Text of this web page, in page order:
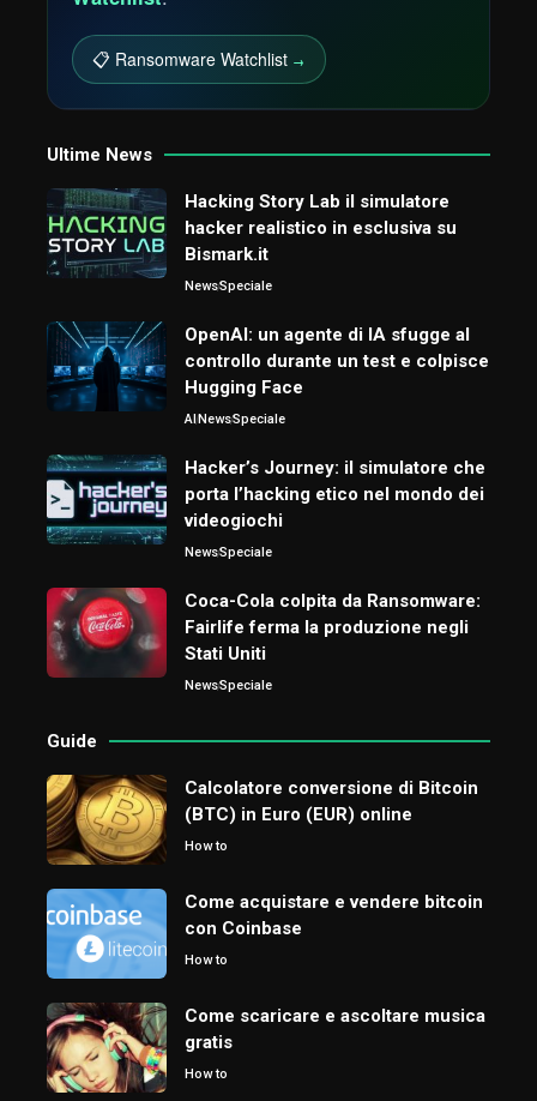
📋 Ransomware Watchlist →
Ultime News
Hacking Story Lab il simulatore
hacker realistico in esclusiva su
Bismark.it
NewsSpeciale
OpenAI: un agente di IA sfugge al
controllo durante un test e colpisce
Hugging Face
AINewsSpeciale
Hacker’s Journey: il simulatore che
porta l’hacking etico nel mondo dei
videogiochi
NewsSpeciale
Coca-Cola colpita da Ransomware:
Fairlife ferma la produzione negli
Stati Uniti
NewsSpeciale
Guide
Calcolatore conversione di Bitcoin
(BTC) in Euro (EUR) online
How to
Come acquistare e vendere bitcoin
con Coinbase
How to
Come scaricare e ascoltare musica
gratis
How to